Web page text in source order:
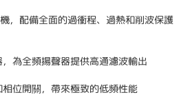
，配備全面的過衝程、過熱和削波保護
為全頻揚聲器提供高通濾波輸出
位開關，帶來極致的低頻性能